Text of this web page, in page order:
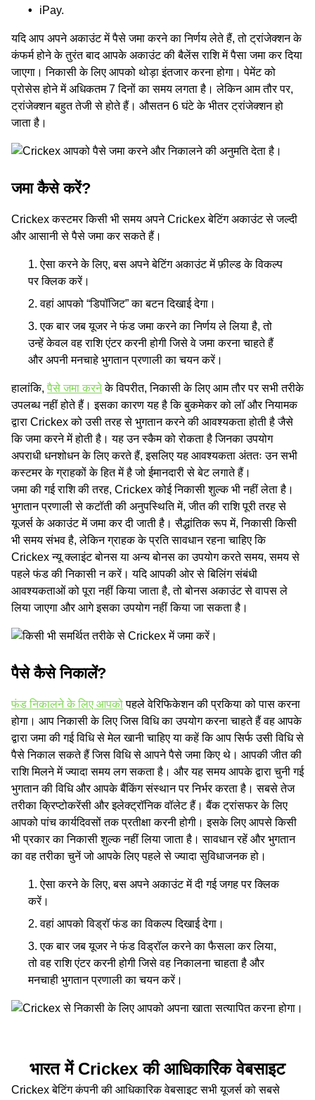
iPay.
यदि आप अपने अकाउंट में पैसे जमा करने का निर्णय लेते हैं, तो ट्रांजेक्शन के
कंफर्म होने के तुरंत बाद आपके अकाउंट की बैलेंस राशि में पैसा जमा कर दिया
जाएगा। निकासी के लिए आपको थोड़ा इंतजार करना होगा। पेमेंट को
प्रोसेस होने में अधिकतम 7 दिनों का समय लगता है। लेकिन आम तौर पर,
ट्रांजेक्शन बहुत तेजी से होते हैं। औसतन 6 घंटे के भीतर ट्रांजेक्‍शन हो
जाता है।
जमा कैसे करें?
Crickex कस्टमर किसी भी समय अपने Crickex बेटिंग अकाउंट से जल्दी
और आसानी से पैसे जमा कर सकते हैं।
ऐसा करने के लिए, बस अपने बेटिंग अकाउंट में फ़ील्ड के विकल्‍प
पर क्लिक करें।
वहां आपको “डिपॉजिट” का बटन दिखाई देगा।
एक बार जब यूजर ने फंड जमा करने का निर्णय ले लिया है, तो
उन्हें केवल वह राशि एंटर करनी होगी जिसे वे जमा करना चाहते हैं
और अपनी मनचाहे भुगतान प्रणाली का चयन करें।
हालांकि, पैसे जमा करनेके विपरीत, निकासी के लिए आम तौर पर सभी तरीके
उपलब्ध नहीं होते हैं। इसका कारण यह है कि बुकमेकर को लॉ और नियामक
द्वारा Crickex को उसी तरह से भुगतान करने की आवश्यकता होती है जैसे
कि जमा करने में होती है। यह उन स्कैम को रोकता है जिनका उपयोग
अपराधी धनशोधन के लिए करते हैं, इसलिए यह आवश्यकता अंततः उन सभी
कस्टमर के ग्राहकों के हित में है जो ईमानदारी से बेट लगाते हैं।
जमा की गई राशि की तरह, Crickex कोई निकासी शुल्‍क भी नहीं लेता है।
भुगतान प्रणाली से कटॉती की अनुपस्थिति में, जीत की राशि पूरी तरह से
यूजर्स के अकाउंट में जमा कर दी जाती है। सैद्धांतिक रूप में, निकासी किसी
भी समय संभव है, लेकिन ग्राहक के प्रति सावधान रहना चाहिए कि
Crickex न्यू क्लाइंट बोनस या अन्य बोनस का उपयोग करते समय, समय से
पहले फंड की निकासी न करें। यदि आपकी ओर से बिलिंग संबंधी
आवश्यकताओं को पूरा नहीं किया जाता है, तो बोनस अकाउंट से वापस ले
लिया जाएगा और आगे इसका उपयोग नहीं किया जा सकता है।
पैसे कैसे निकालें?
फंड निकालने के लिए आपकोपहले वेरिफिकेशन की प्रकिया को पास करना
होगा। आप निकासी के लिए जिस विधि का उपयोग करना चाहते हैं वह आपके
द्वारा जमा की गई विधि से मेल खानी चाहिए या कहें कि आप सिर्फ उसी विधि से
पैसे निकाल सकते हैं जिस विधि से आपने पैसे जमा किए थे। आपकी जीत की
राशि मिलने में ज्‍यादा समय लग सकता है। और यह समय आपके द्वारा चुनी गई
भुगतान की विधि और आपके बैंकिंग संस्थान पर निर्भर करता है। सबसे तेज
तरीका क्रिप्टोकरेंसी और इलेक्ट्रॉनिक वॉलेट हैं। बैंक ट्रांसफर के लिए
आपको पांच कार्यदिवसों तक प्रतीक्षा करनी होगी। इसके लिए आपसे किसी
भी प्रकार का निकासी शुल्‍क नहीं लिया जाता है। सावधान रहें और भुगतान
का वह तरीका चुनें जो आपके लिए पहले से ज्यादा सुविधाजनक हो।
ऐसा करने के लिए, बस अपने अकाउंट में दी गई जगह पर क्लिक
करें।
वहां आपको विड्रॉ फंड का विकल्‍प दिखाई देगा।
एक बार जब यूजर ने फंड विड्रॉल करने का फैसला कर लिया,
तो वह राशि एंटर करनी होगी जिसे वह निकालना चाहता है और
मनचाही भुगतान प्रणाली का चयन करें।
भारत में Crickex की आधिकारिेक वेबसाइट
Crickex बेटिंग कंपनी की आधिकारिक वेबसाइट सभी यूजर्स को सबसे